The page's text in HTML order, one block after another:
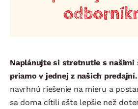
Naplánujte si stretnutie s našimi
priamo v jednej z našich predajní.
navrhnú riešenie na mieru a
sa doma cítili ešte lepšie než